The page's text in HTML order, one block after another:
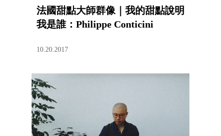
法國甜點大師群像｜我的甜點說明
我是誰：Philippe Conticini
10.20.2017